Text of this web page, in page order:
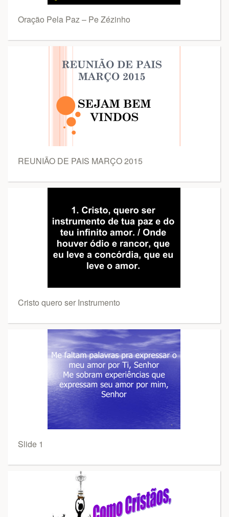
Oração Pela Paz – Pe Zézinho
REUNIÃO DE PAIS MARÇO 2015
Cristo quero ser Instrumento
Slide 1